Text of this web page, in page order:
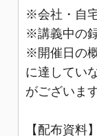
※会社・自
※講義中の
※開催日の
に達してい
がございま
【配布資料